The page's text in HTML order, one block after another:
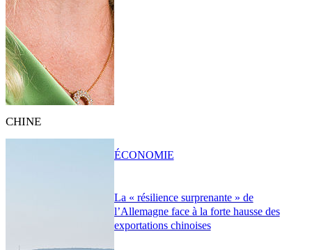
CHINE
La « résilience surprenante » de
l’Allemagne face à la forte hausse des
exportations chinoises
ÉCONOMIE